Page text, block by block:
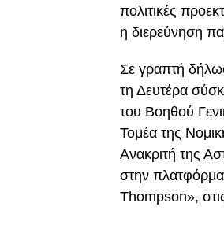
πολιτικές
η διερεύνηση
Σε γραπτή
τη Δευτέρα
του Βοηθού
Τομέα της
Ανακριτή της
στην
Thompson»,